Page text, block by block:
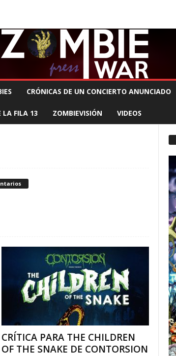
CRÓNICAS DE UN CONCIERTO ANUNCIADO
LA FILA 13 ZOMBIEVISIÓN VIDEOS
CRÍTICA PARA THE CHILDREN
OF THE SNAKE DE CONTORSION